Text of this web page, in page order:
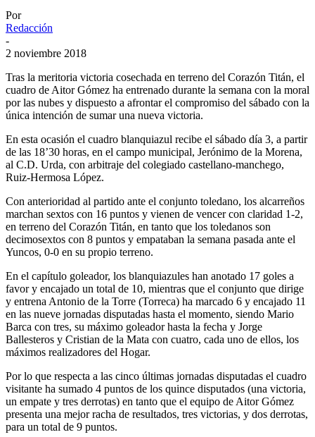
Por
Redacción
-
2 noviembre 2018
Tras la meritoria victoria cosechada en terreno del Corazón Titán, el
cuadro de Aitor Gómez ha entrenado durante la semana con la moral
por las nubes y dispuesto a afrontar el compromiso del sábado con la
única intención de sumar una nueva victoria.
En esta ocasión el cuadro blanquiazul recibe el sábado día 3, a partir
de las 18’30 horas, en el campo municipal, Jerónimo de la Morena,
al C.D. Urda, con arbitraje del colegiado castellano-manchego,
Ruiz-Hermosa López.
Con anterioridad al partido ante el conjunto toledano, los alcarreños
marchan sextos con 16 puntos y vienen de vencer con claridad 1-2,
en terreno del Corazón Titán, en tanto que los toledanos son
decimosextos con 8 puntos y empataban la semana pasada ante el
Yuncos, 0-0 en su propio terreno.
En el capítulo goleador, los blanquiazules han anotado 17 goles a
favor y encajado un total de 10, mientras que el conjunto que dirige
y entrena Antonio de la Torre (Torreca) ha marcado 6 y encajado 11
en las nueve jornadas disputadas hasta el momento, siendo Mario
Barca con tres, su máximo goleador hasta la fecha y Jorge
Ballesteros y Cristian de la Mata con cuatro, cada uno de ellos, los
máximos realizadores del Hogar.
Por lo que respecta a las cinco últimas jornadas disputadas el cuadro
visitante ha sumado 4 puntos de los quince disputados (una victoria,
un empate y tres derrotas) en tanto que el equipo de Aitor Gómez
presenta una mejor racha de resultados, tres victorias, y dos derrotas,
para un total de 9 puntos.